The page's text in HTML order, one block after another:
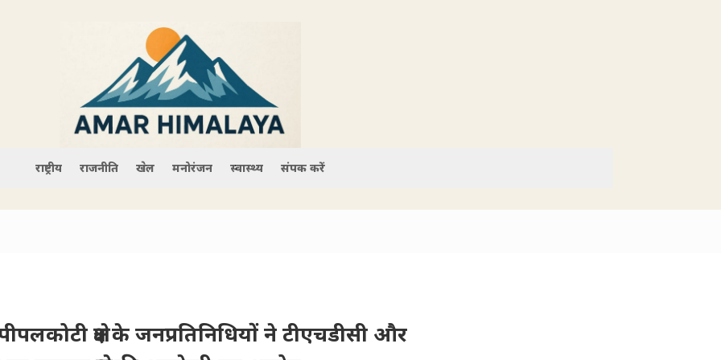
राष्ट्रीय राजनीति खेल मनोरंजन स्वास्थ्य संपर्क करें
क्षेत्र के जनप्रतिनि​​धियों ने टीएचडीसी और